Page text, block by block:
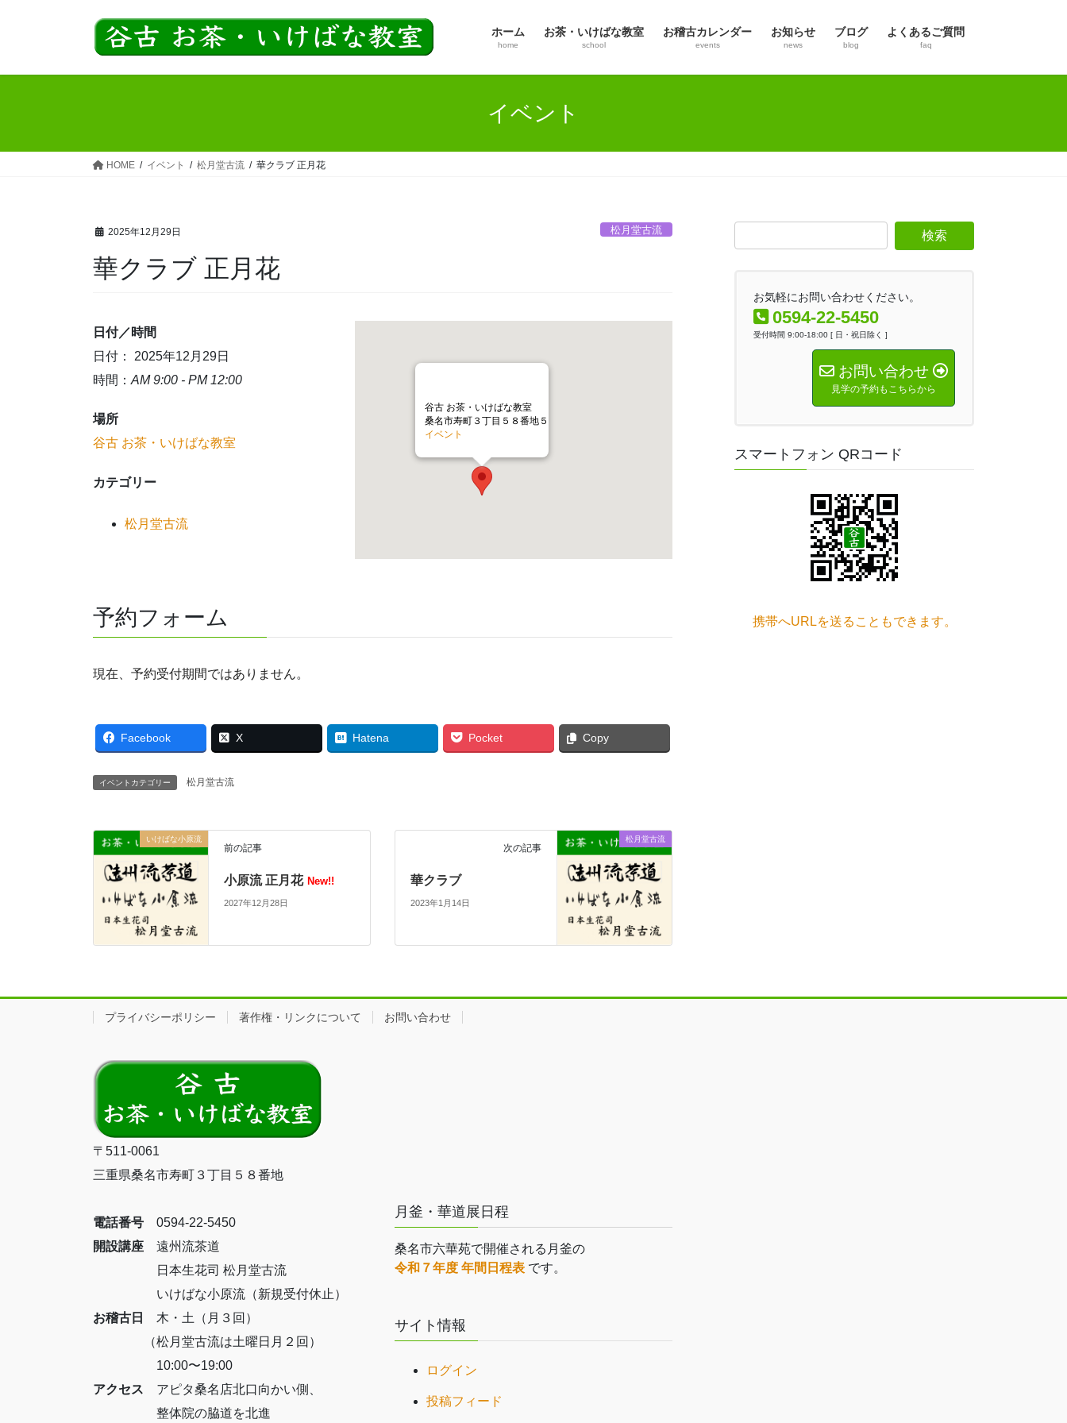
ホーム
home
お茶・いけばな教室
school
お稽古カレンダー
events
お知らせ
news
ブログ
blog
よくあるご質問
faq
イベント
HOME イベント 松月堂古流 華クラブ 正月花
2025年12月29日 松月堂古流
華クラブ 正月花
谷古 お茶・いけばな教室
桑名市寿町３丁目５８番地５
イベント
日付／時間
日付： 2025年12月29日
時間： AM 9:00 - PM 12:00
場所
谷古 お茶・いけばな教室
カテゴリー
松月堂古流
予約フォーム
現在、予約受付期間ではありません。
Facebook X Hatena Pocket Copy
イベントカテゴリー 松月堂古流
いけばな小原流
前の記事
小原流 正月花 New!!
2027年12月28日
松月堂古流
次の記事
華クラブ
2023年1月14日
お気軽にお問い合わせください。
0594-22-5450
受付時間 9:00-18:00 [ 日・祝日除く ]
お問い合わせ
見学の予約もこちらから
スマートフォン QRコード
携帯へURLを送ることもできます。
プライバシーポリシー 著作権・リンクについて お問い合わせ
〒511-0061
三重県桑名市寿町３丁目５８番地
電話番号 0594-22-5450
開設講座 遠州流茶道
日本生花司 松月堂古流
いけばな小原流（新規受付休止）
お稽古日
木・土（月３回）
（松月堂古流は土曜日月２回）
10:00〜19:00
アクセス アピタ桑名店北口向かい側、
整体院の脇道を北進
月釜・華道展日程
桑名市六華苑で開催される月釜の
令和７年度 年間日程表 です。
サイト情報
ログイン
投稿フィード